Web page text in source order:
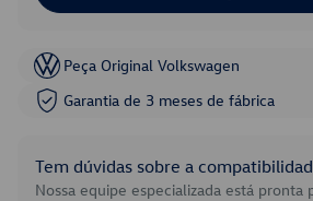
Peça Original Volkswagen
Garantia de 3 meses de fábrica
Tem dúvidas sobre a
Nossa equipe especializada está pronta